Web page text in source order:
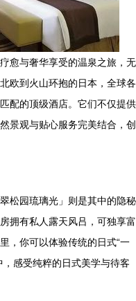
愈与奢华享受的温泉之旅，无
欧到火山环抱的日本，全球各
配的顶级酒店。它们不仅提供
景观与贴心服务完美结合，创
松园琉璃光」则是其中的隐秘
拥有私人露天风吕，可独享富
，你可以体验传统的日式“一
感受纯粹的日式美学与待客